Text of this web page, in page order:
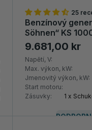
25
Benzínový
Söhnen“ KS
9.681,00 kr
Napětí, V:
Max. výkon, kW:
Jmenovitý výkon, kW:
Start motoru:
Zásuvky:
1 x